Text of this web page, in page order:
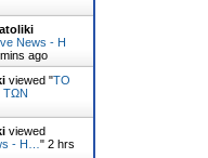
News - Η
ago
viewed "ΤΟ
ΤΩΝ
viewed
- Η… " 2 hrs